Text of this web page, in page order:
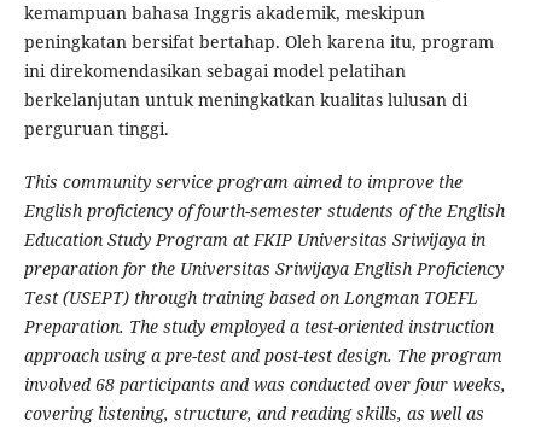
kemampuan bahasa Inggris akademik, meskipun
peningkatan bersifat bertahap. Oleh karena itu, program
ini direkomendasikan sebagai model pelatihan
berkelanjutan untuk meningkatkan kualitas lulusan di
perguruan tinggi.
This community service program aimed to improve the
English proficiency of fourth-semester students of the English
Education Study Program at FKIP Universitas Sriwijaya in
preparation for the Universitas Sriwijaya English Proficiency
Test (USEPT) through training based on Longman TOEFL
Preparation. The study employed a test-oriented instruction
approach using a pre-test and post-test design. The program
involved 68 participants and was conducted over four weeks,
covering listening, structure, and reading skills, as well as